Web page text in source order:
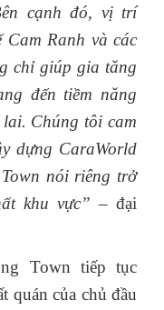
cạnh đó, vị trí
Ranh và các
chỉ giúp gia tăng
đến tiềm năng
Chúng tôi cam
dựng CaraWorld
nói riêng trở
khu vực” – đại
Town tiếp tục
quán của chủ đầu